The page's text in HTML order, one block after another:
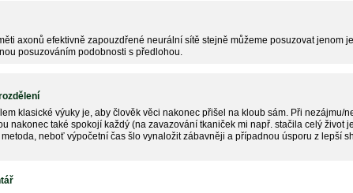
axonů efektivně zapouzdřené neurální sítě stejně můžeme posuzovat jenom
posuzováním podobnosti s předlohou.
klasické výuky je, aby člověk věci nakonec přišel na kloub sám. Při nezájmu/
nakonec také spokojí každý (na zavazování tkaniček mi např. stačila celý život
neboť výpočetní čas šlo vynaložit zábavněji a případnou úsporu z lepší